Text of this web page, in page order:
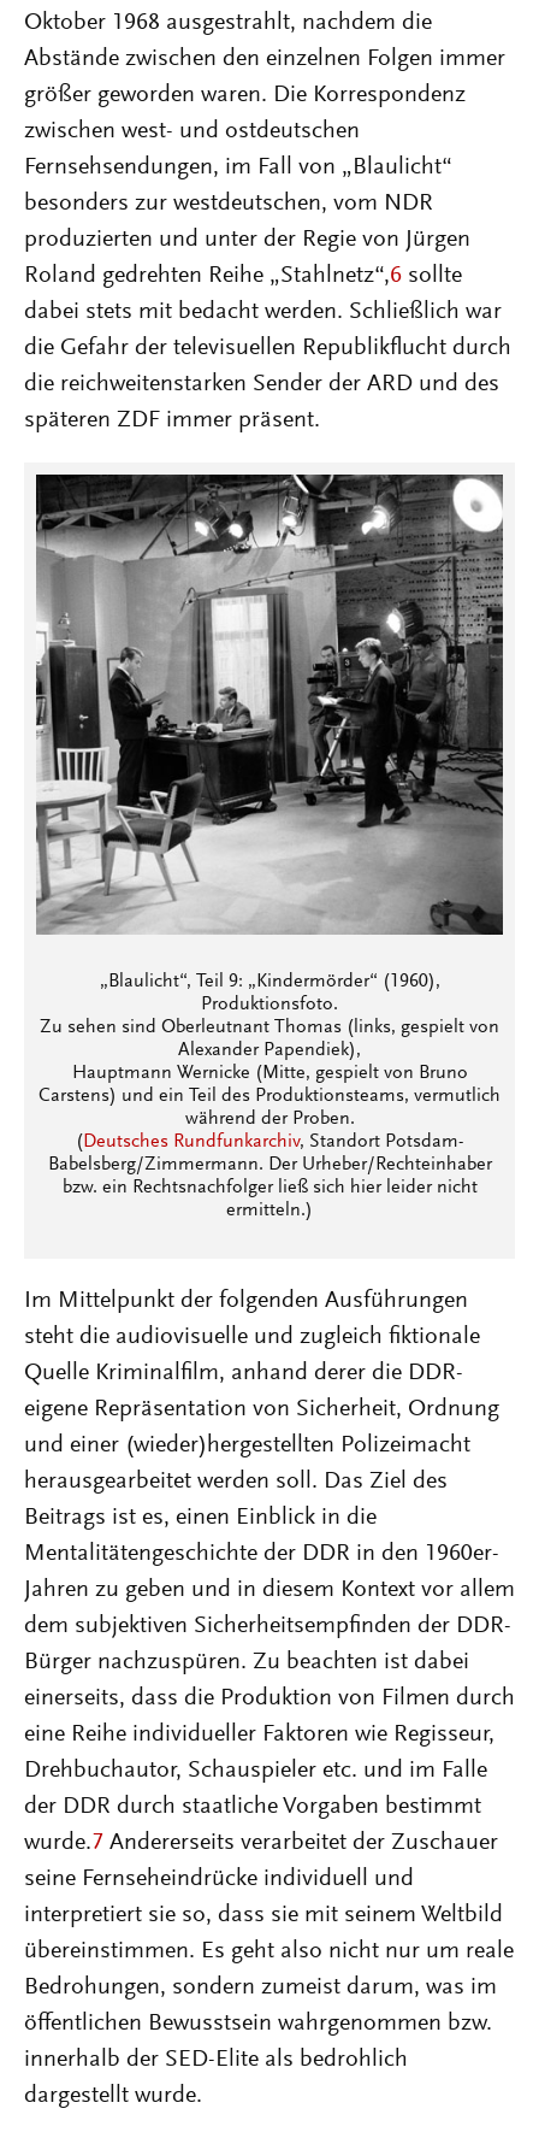
Oktober 1968 ausgestrahlt, nachdem die
Abstände zwischen den einzelnen Folgen immer
größer geworden waren. Die Korrespondenz
zwischen west- und ostdeutschen
Fernsehsendungen, im Fall von „Blaulicht“
besonders zur westdeutschen, vom NDR
produzierten und unter der Regie von Jürgen
Roland gedrehten Reihe „Stahlnetz“,6 sollte
dabei stets mit bedacht werden. Schließlich war
die Gefahr der televisuellen Republikflucht durch
die reichweitenstarken Sender der ARD und des
späteren ZDF immer präsent.
„Blaulicht“, Teil 9: „Kindermörder“ (1960),
Produktionsfoto.
Zu sehen sind Oberleutnant Thomas (links, gespielt von
Alexander Papendiek),
Hauptmann Wernicke (Mitte, gespielt von Bruno
Carstens) und ein Teil des Produktionsteams, vermutlich
während der Proben.
( Deutsches Rundfunkarchiv, Standort Potsdam-
Babelsberg/Zimmermann. Der Urheber/Rechteinhaber
bzw. ein Rechtsnachfolger ließ sich hier leider nicht
ermitteln.)
Im Mittelpunkt der folgenden Ausführungen
steht die audiovisuelle und zugleich fiktionale
Quelle Kriminalfilm, anhand derer die DDR-
eigene Repräsentation von Sicherheit, Ordnung
und einer (wieder)hergestellten Polizeimacht
herausgearbeitet werden soll. Das Ziel des
Beitrags ist es, einen Einblick in die
Mentalitätengeschichte der DDR in den 1960er-
Jahren zu geben und in diesem Kontext vor allem
dem subjektiven Sicherheitsempfinden der DDR-
Bürger nachzuspüren. Zu beachten ist dabei
einerseits, dass die Produktion von Filmen durch
eine Reihe individueller Faktoren wie Regisseur,
Drehbuchautor, Schauspieler etc. und im Falle
der DDR durch staatliche Vorgaben bestimmt
wurde.7 Andererseits verarbeitet der Zuschauer
seine Fernseheindrücke individuell und
interpretiert sie so, dass sie mit seinem Weltbild
übereinstimmen. Es geht also nicht nur um reale
Bedrohungen, sondern zumeist darum, was im
öffentlichen Bewusstsein wahrgenommen bzw.
innerhalb der SED-Elite als bedrohlich
dargestellt wurde.